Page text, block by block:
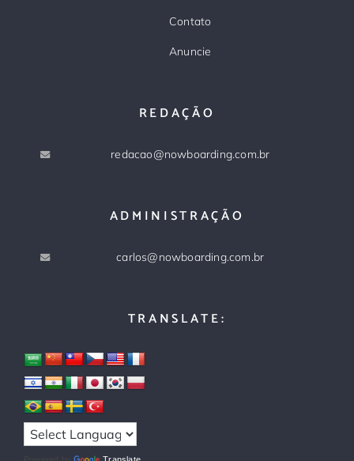
Contato
Anuncie
REDAÇÃO
redacao@nowboarding.com.br
ADMINISTRAÇÃO
carlos@nowboarding.com.br
TRANSLATE: